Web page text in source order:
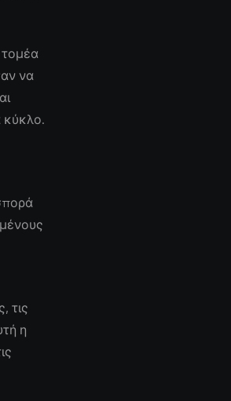
τομέα
να
κύκλο.
τις
η